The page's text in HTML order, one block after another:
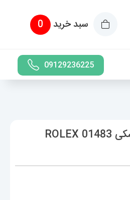
سبد خرید 0
09129236225
ساعت ست زنانه و مردانه رولکس دیت جاست طلایی صفحه مشکی 01483 ROLEX